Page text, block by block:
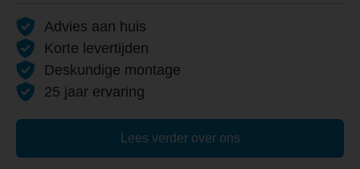
Advies aan huis
Korte levertijden
Deskundige montage
25 jaar ervaring
Lees verder over ons